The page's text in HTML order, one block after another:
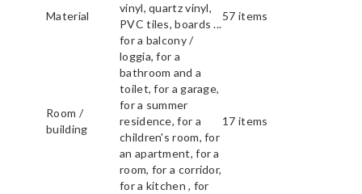
Material
vinyl, quartz vinyl,
PVC tiles, boards ...
57 items
Room /
building
for a balcony /
loggia, for a
bathroom and a
toilet, for a garage,
for a summer
residence, for a
children's room, for
an apartment, for a
room, for a corridor,
for a kitchen , for
17 items